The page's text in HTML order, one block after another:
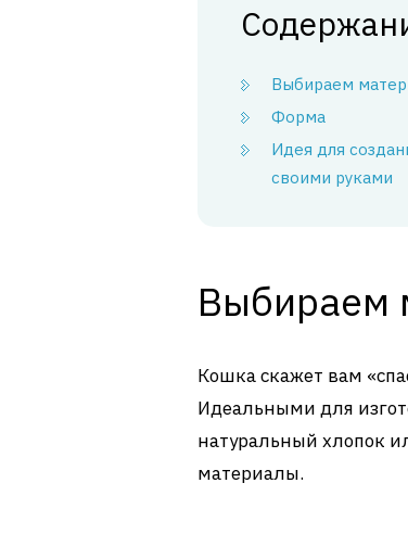
Выбираем
Форма
Идея для
своими руками
Выбираем
Кошка скажет вам
Идеальными для
натуральный хлопок
материалы.